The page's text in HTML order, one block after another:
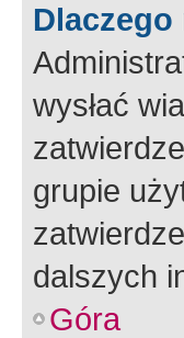
wysłać
grupie
dalszych
Góra